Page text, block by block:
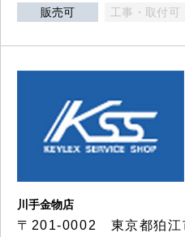
販売可 工事・取付可
川手金物店
〒201-0002 東京都狛江